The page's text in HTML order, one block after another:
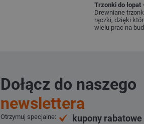
Trzonki do
Drewniane
rączki, dzięki
wielu prac na
Dołącz do naszego
newslettera
Otrzymuj specjalne:
kupony